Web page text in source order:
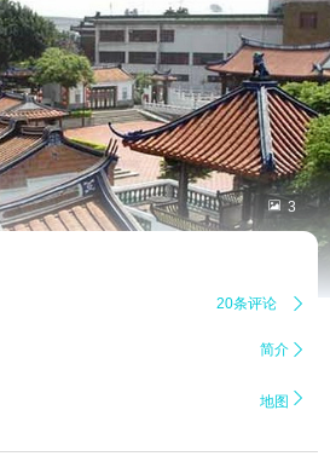
 3
20条评论 
简介 
地图 